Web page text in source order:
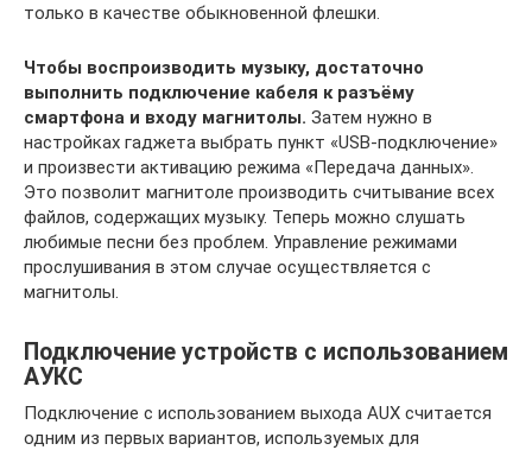
только в качестве обыкновенной флешки.
Чтобы воспроизводить музыку, достаточно
выполнить подключение кабеля к разъёму
смартфона и входу магнитолы. Затем нужно в
настройках гаджета выбрать пункт «USB-подключение»
и произвести активацию режима «Передача данных».
Это позволит магнитоле производить считывание всех
файлов, содержащих музыку. Теперь можно слушать
любимые песни без проблем. Управление режимами
прослушивания в этом случае осуществляется с
магнитолы.
Подключение устройств с использованием
АУКС
Подключение с использованием выхода AUX считается
одним из первых вариантов, используемых для